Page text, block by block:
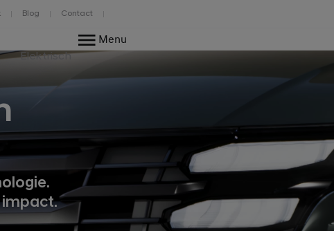
Blog Contact
Elektrisch
Menu
impact.